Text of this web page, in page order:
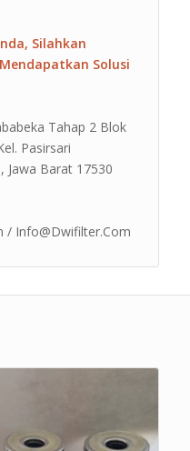
Silahkan
Solusi
Tahap 2 Blok
Pasirsari
Jawa Barat 17530
/ Info@Dwifilter.Com